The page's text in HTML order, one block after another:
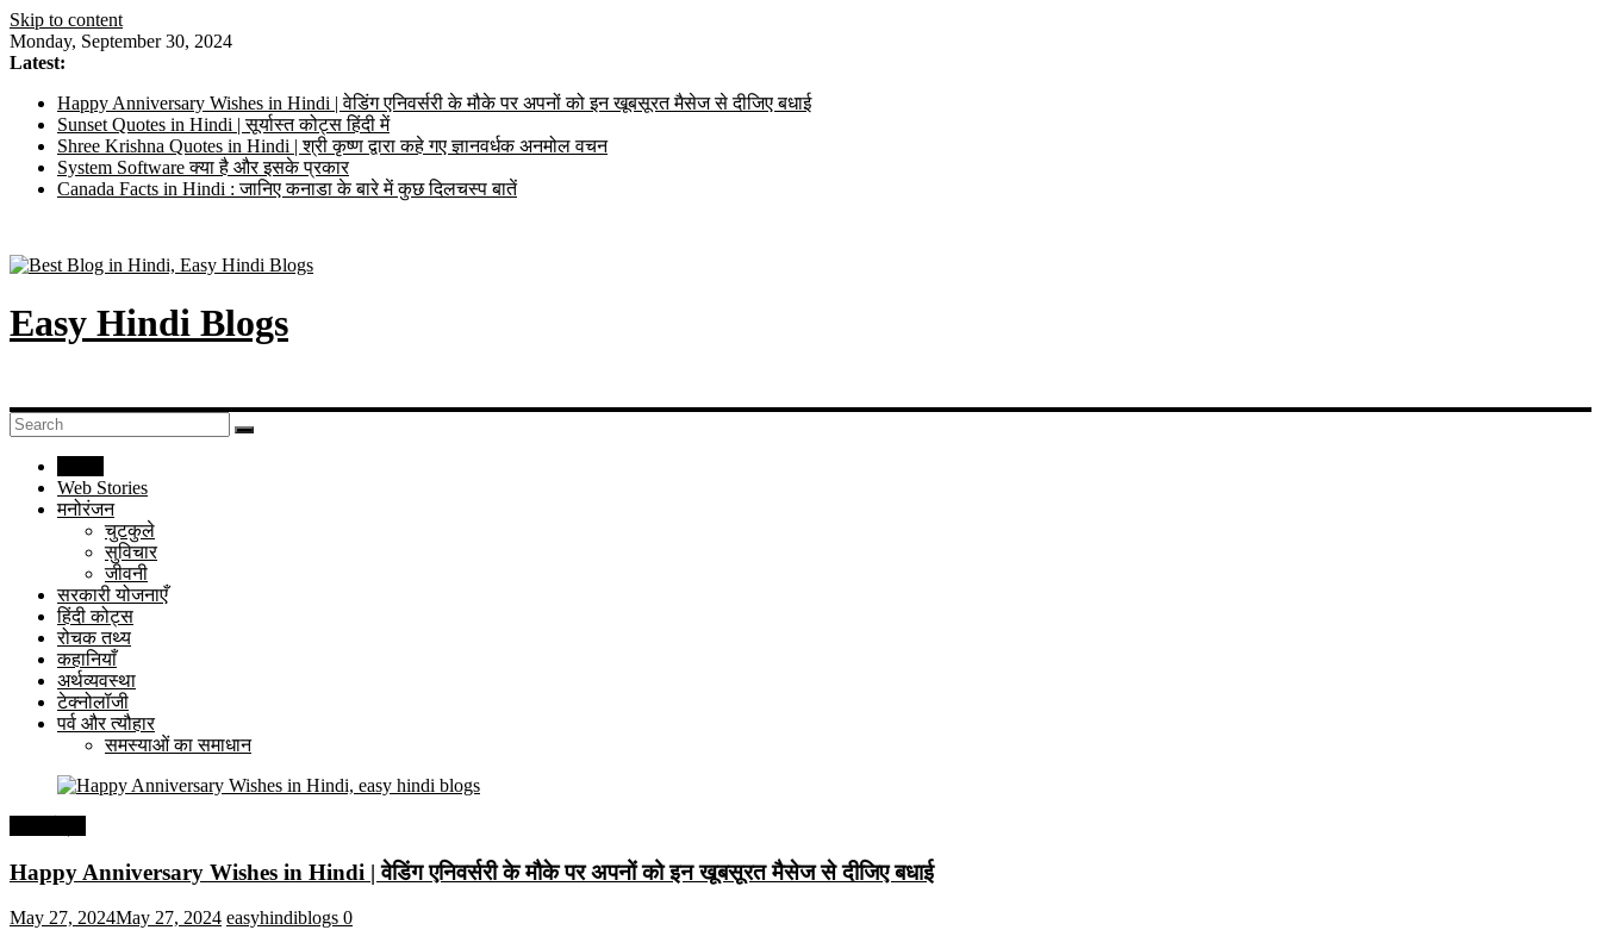
Skip to content
Monday, September 30, 2024
Latest:
Happy Anniversary Wishes in Hindi | वेडिंग एनिवर्सरी के मौके पर अपनों को इन खूबसूरत मैसेज से दीजिए बधाई
Sunset Quotes in Hindi | सूर्यास्त कोट्स हिंदी में
Shree Krishna Quotes in Hindi | श्री कृष्ण द्वारा कहे गए ज्ञानवर्धक अनमोल वचन
System Software क्या है और इसके प्रकार
Canada Facts in Hindi : जानिए कनाडा के बारे में कुछ दिलचस्प बातें
Easy Hindi Blogs
Web Stories
मनोरंजन
चुटकुले
सुविचार
जीवनी
सरकारी योजनाएँ
हिंदी कोट्स
रोचक तथ्य
कहानियाँ
अर्थव्यवस्था
टेक्नोलॉजी
पर्व और त्यौहार
समस्याओं का समाधान
Happy Anniversary Wishes in Hindi | वेडिंग एनिवर्सरी के मौके पर अपनों को इन खूबसूरत मैसेज से दीजिए बधाई
May 27, 2024May 27, 2024 easyhindiblogs 0